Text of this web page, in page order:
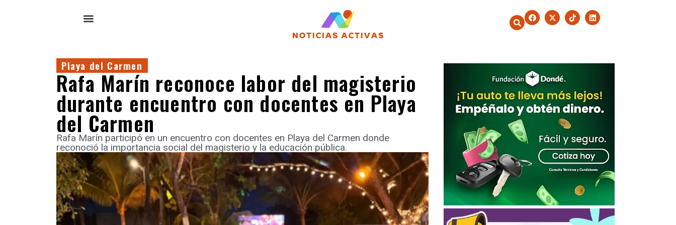
Playa del Carmen
Rafa Marín reconoce labor del magisterio
durante encuentro con docentes en Playa
del Carmen
Rafa Marín participó en un encuentro con docentes en Playa del Carmen donde
reconoció la importancia social del magisterio y la educación pública.